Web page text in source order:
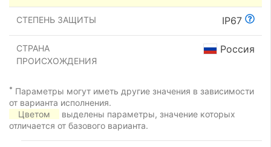
СТЕПЕНЬ ЗАЩИТЫ IP67
СТРАНА
ПРОИСХОЖДЕНИЯ
Россия
* Параметры могут иметь другие значения в зависимости
от варианта исполнения.
Цветом
выделены параметры, значение которых
отличается от базового варианта.